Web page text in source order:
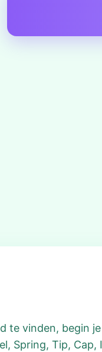
te vinden, begin
Spring, Tip,